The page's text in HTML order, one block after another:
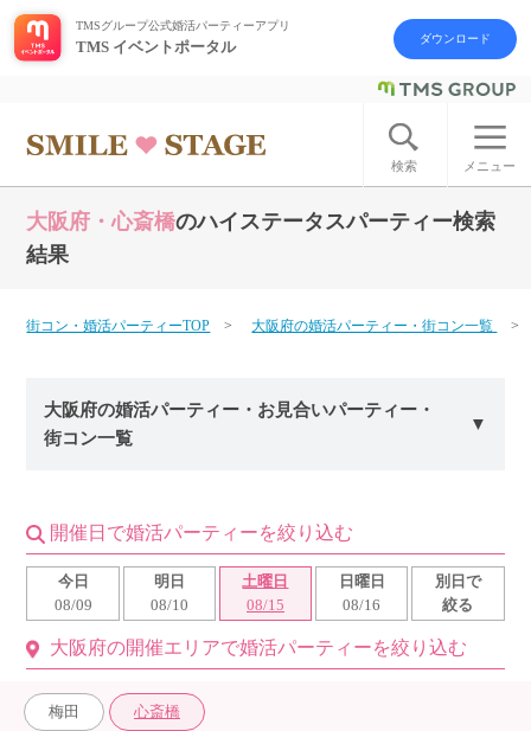
ログイン アカウント登録
はじめての方へ
よくあるご質問
お問い合わせ
利用規約
個人情報保護方針launch
子どもの安全基準に関するポリシーlaunch
運営会社 launch
TMSグループ公式婚活パーティーアプリ
TMS イベントポータル ダウンロード
検索 メニュー
大阪府・心斎橋のハイステータスパーティー検索
結果
街コン・婚活パーティーTOP 大阪府の婚活パーティー・街コン一覧
大阪府の婚活パーティー・お見合いパーティー・
街コン一覧
開催日で婚活パーティーを絞り込む
今日
08/09
明日
08/10
土曜日
08/15
日曜日
08/16
別日で
絞る
大阪府の開催エリアで婚活パーティーを絞り込む
梅田 心斎橋